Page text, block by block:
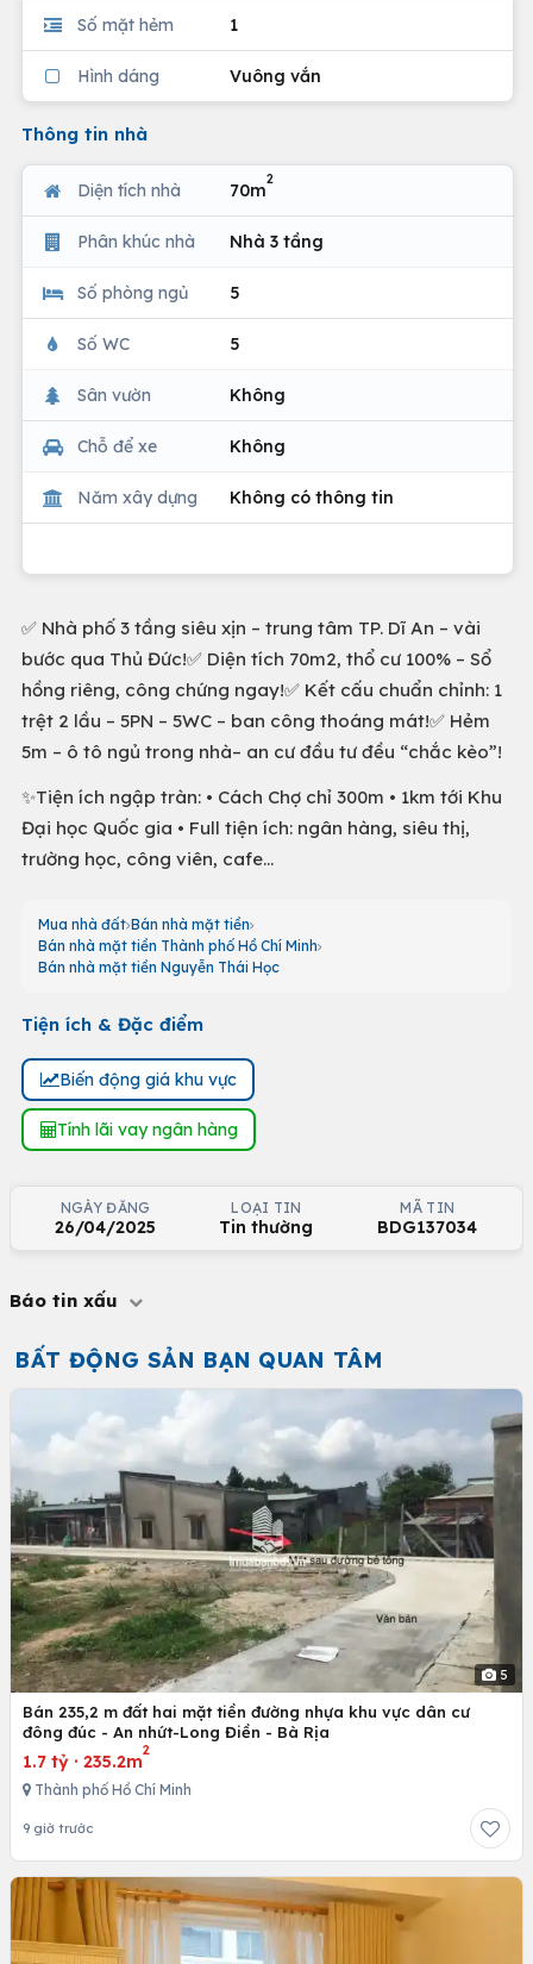
Số mặt hẻm 1
Hình dáng Vuông vắn
Thông tin nhà
Diện tích nhà 70m
2
Phân khúc nhà Nhà 3 tầng
Số phòng ngủ 5
Số WC 5
Sân vườn Không
Chỗ để xe Không
Năm xây dựng Không có thông tin
✅ Nhà phố 3 tầng siêu xịn – trung tâm TP. Dĩ An – vài
bước qua Thủ Đức!✅ Diện tích 70m2, thổ cư 100% – Sổ
hồng riêng, công chứng ngay!✅ Kết cấu chuẩn chỉnh: 1
trệt 2 lầu – 5PN – 5WC – ban công thoáng mát!✅ Hẻm
5m – ô tô ngủ trong nhà– an cư đầu tư đều “chắc kèo”!
✨Tiện ích ngập tràn: • Cách Chợ chỉ 300m • 1km tới Khu
Đại học Quốc gia • Full tiện ích: ngân hàng, siêu thị,
trường học, công viên, cafe…
Mua nhà đất Bán nhà mặt tiền
Bán nhà mặt tiền Thành phố Hồ Chí Minh
Bán nhà mặt tiền Nguyễn Thái Học
Tiện ích & Đặc điểm
Biến động giá khu vực
Tính lãi vay ngân hàng
NGÀY ĐĂNG
26/04/2025
LOẠI TIN
Tin thường
MÃ TIN
BDG137034
Báo tin xấu
BẤT ĐỘNG SẢN BẠN QUAN TÂM
5
Bán 235,2 m đất hai mặt tiền đường nhựa khu vực dân cư
đông đúc - An nhứt-Long Điền - Bà Rịa
1.7 tỷ · 235.2m
2
Thành phố Hồ Chí Minh
9 giờ trước